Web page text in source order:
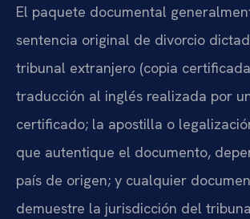
El paquete documental
sentencia original de divorcio
tribunal extranjero (copia
traducción al inglés realizada por
certificado; la apostilla o
que autentique el documento,
país de origen; y cualquier
demuestre la jurisdicción del